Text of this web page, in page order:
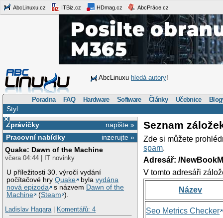
AbcLinuxu.cz ITBiz.cz HDmag.cz AbcPráce.cz
AbcLinuxu hledá autory!
Poradna FAQ Hardware Software Články Učebnice
Styl
×
napište »
Zprávičky
inzerujte »
Pracovní nabídky
Quake: Dawn of the Machine
včera 04:44 | IT novinky
U příležitosti 30. výročí vydání
počítačové hryQuake bylavydána
nová epizoda
s názvem Dawn of the
Machine
(Steam ).
Ladislav Hagara| Komentářů: 4
Seznam
Zde si můžete
spam.
Adresář: /
V tomto adresáři
Název
Seo Metrics Checker